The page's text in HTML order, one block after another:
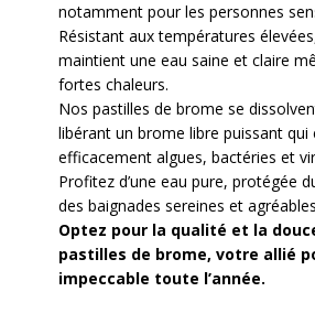
notamment pour les personnes
Résistant aux températures
maintient une eau saine et claire
fortes chaleurs.
Nos pastilles de brome se
libérant un brome libre puissant qui
efficacement algues, bactéries et
Profitez d’une eau pure, protégée
des baignades sereines et
Optez pour la qualité et la
pastilles de brome, votre allié
impeccable toute l’année.